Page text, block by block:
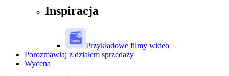
Inspiracja
Przykładowe filmy wideo
Porozmawiaj z działem sprzedaży
Wycena